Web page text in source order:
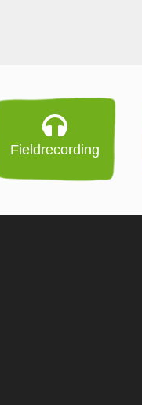
Fieldrecording